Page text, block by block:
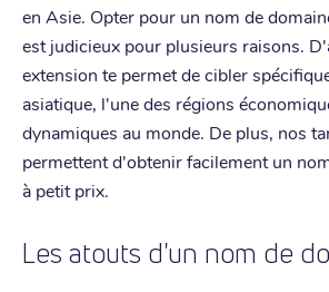
en Asie. Opter pour un nom de
est judicieux pour plusieurs raisons.
extension te permet de cibler
asiatique, l'une des régions
dynamiques au monde. De plus, nos
permettent d'obtenir facilement un
à petit prix.
Les atouts d'un nom de